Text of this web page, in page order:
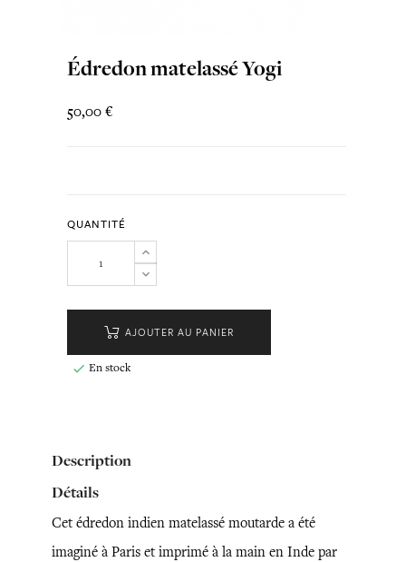
Édredon matelassé Yogi
50,00 €
QUANTITÉ
AJOUTER AU PANIER
 En stock
Description
Détails
Cet édredon indien matelassé moutarde a été
imaginé à Paris et imprimé à la main en Inde par